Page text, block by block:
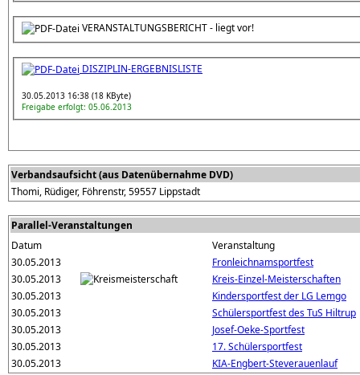
VERANSTALTUNGSBERICHT - liegt vor!
DISZIPLIN-ERGEBNISLISTE
30.05.2013 16:38 (18 KByte)
Freigabe erfolgt: 05.06.2013
Verbandsaufsicht (aus Datenübernahme DVD)
Thomi, Rüdiger, Föhrenstr, 59557 Lippstadt
Parallel-Veranstaltungen
Datum
Veranstaltung
30.05.2013
Fronleichnamsportfest
30.05.2013
Kreis-Einzel-Meisterschaften
30.05.2013
Kindersportfest der LG Lemgo
30.05.2013
Schülersportfest des TuS Hiltrup
30.05.2013
Josef-Oeke-Sportfest
30.05.2013
17. Schülersportfest
30.05.2013
KIA-Engbert-Steverauenlauf